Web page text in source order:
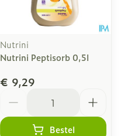
Nutrini
Nutrini Peptisorb 0,5l
€ 9,29
Bestel